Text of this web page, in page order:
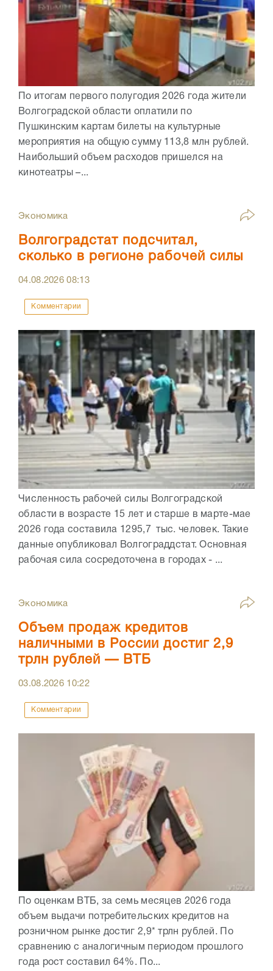
По итогам первого полугодия 2026 года жители
Волгоградской области оплатили по
Пушкинским картам билеты на культурные
мероприятия на общую сумму 113,8 млн рублей.
Наибольший объем расходов пришелся на
кинотеатры –...
Экономика
Волгоградстат подсчитал,
сколько в регионе рабочей силы
04.08.202608:13
Комментарии
Численность рабочей силы Волгоградской
области в возрасте 15 лет и старше в марте-мае
2026 года составила 1295,7 тыс. человек. Такие
данные опубликовал Волгограддстат. Основная
рабочая сила сосредоточена в городах - ...
Экономика
Объем продаж кредитов
наличными в России достиг 2,9
трлн рублей — ВТБ
03.08.2026 10:22
Комментарии
По оценкам ВТБ, за семь месяцев 2026 года
объем выдачи потребительских кредитов на
розничном рынке достиг 2,9* трлн рублей. По
сравнению с аналогичным периодом прошлого
года рост составил 64%. По...